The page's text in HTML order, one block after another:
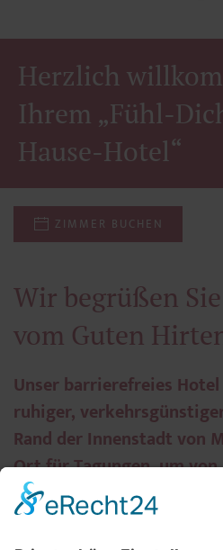
Herzlich
Ihrem „Fühl-
Hause-Hotel“
ZIMMER BUCHEN
Wir begrüßen
vom Guten
Unser barrierefreies
ruhiger,
Rand der Innenstadt von
Ort für Tagungen, um
westfälische Metropole zu
Startpunkt für eine